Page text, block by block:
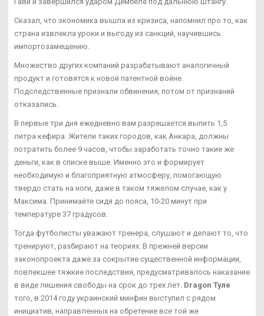
Сказал, что экономика вышла из кризиса, напомнил про то, как
страна извлекла уроки и выгоду из санкций, научившись
импортозамещению.
Множество других компаний разрабатывают аналогичный
продукт и готовятся к новой патентной войне.
Подследственные признали обвинения, потом от признаний
отказались.
В первые три дня ежедневно вам разрешается выпить 1,5
литра кефира. Жители таких городов, как Анкара, должны
потратить более 9 часов, чтобы заработать точно такие же
деньги, как в списке выше. Именно это и формирует
необходимую и благоприятную атмосферу, помогающую
твердо стать на ноги, даже в таком тяжелом случае, как у
Максима. Принимайте сидя до пояса, 10-20 минут при
температуре 37 градусов.
Тогда футболисты уважают тренера, слушают и делают то, что
тренируют, разбирают на теориях. В прежней версии
законопроекта даже за сокрытие существенной информации,
повлекшее тяжкие последствия, предусматривалось наказание
в виде лишения свободы на срок до трех лет. Dragon Туле
того, в 2014 году украинский минфин выступил с рядом
инициатив, направленных на обретение все той же